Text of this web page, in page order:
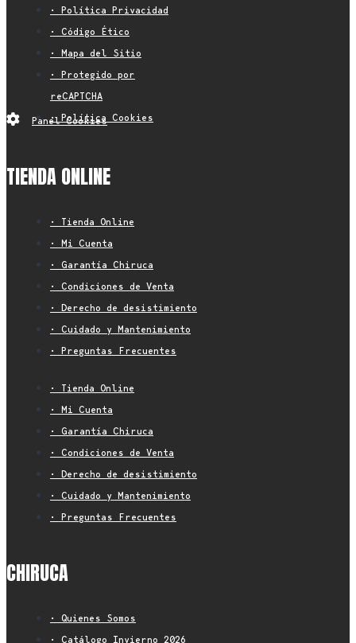
• Política Privacidad
• Código Ético
• Mapa del Sitio
• Protegido por
reCAPTCHA
• Política Cookies
Panel Cookies
TIENDA ONLINE
• Tienda Online
• Mi Cuenta
• Garantía Chiruca
• Condiciones de Venta
• Derecho de desistimiento
• Cuidado y Mantenimiento
• Preguntas Frecuentes
• Tienda Online
• Mi Cuenta
• Garantía Chiruca
• Condiciones de Venta
• Derecho de desistimiento
• Cuidado y Mantenimiento
• Preguntas Frecuentes
CHIRUCA
• Quienes Somos
• Catálogo Invierno 2026